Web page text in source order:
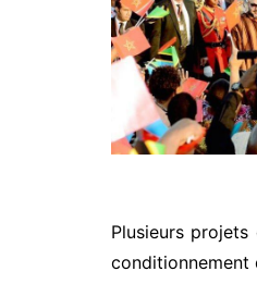
Plusieurs
conditionnement